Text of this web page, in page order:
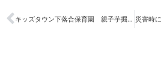
キッズタウン下落合保育園 親子芋掘り遠足【つき組】【にじ組】